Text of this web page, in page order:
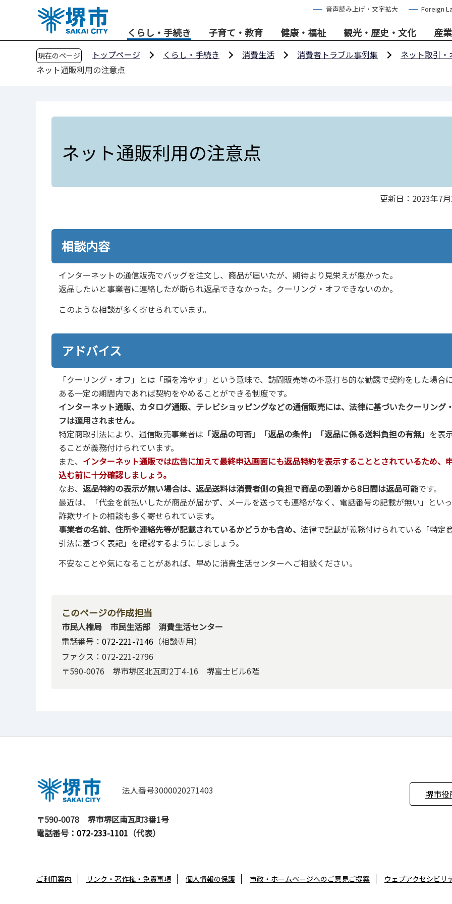
音声読み上げ・文字拡大 Foreign
くらし・手続き 子育て・教育 健康・福祉 観光・歴史・文化 産
現在のページ トップページ くらし・手続き 消費生活 消費者トラブル事例集
ネット取引
ネット通販利用の注意点
ネット通販利用の注意点
更新日：2023年7
相談内容
インターネットの通信販売でバッグを注文し、商品が届いたが、期待より見栄えが悪かった。
返品したいと事業者に連絡したが断られ返品できなかった。クーリング・オフできないのか。
このような相談が多く寄せられています。
アドバイス
「クーリング・オフ」とは「頭を冷やす」という意味で、訪問販売等の不意打ち的な勧誘で契約をした場合に
ある一定の期間内であれば契約をやめることができる制度です。
インターネット通販、カタログ通販、テレビショッピングなどの通信販売には、法律に基づいたクーリング
フは適用されません。
特定商取引法により、通信販売事業者は 「返品の可否」「返品の条件」「返品に係る送料負担の有無」 を表
ることが義務付けられています。
また、 インターネット通販では広告に加えて最終申込画面にも返品特約を表示することとされているため、
込む前に十分確認しましょう。
なお、 返品特約の表示が無い場合は、返品送料は消費者側の負担で商品の到着から8日間は返品可能です。
最近は、「代金を前払いしたが商品が届かず、メールを送っても連絡がなく、電話番号の記載が無い」とい
詐欺サイトの相談も多く寄せられています。
事業者の名前、住所や連絡先等が記載されているかどうかも含め、 法律で記載が義務付けられている「特定
引法に基づく表記」を確認するようにしましょう。
不安なことや気になることがあれば、早めに消費生活センターへご相談ください。
このページの作成担当
市民人権局 市民生活部 消費生活センター
電話番号： 072-221-7146 （相談専用）
ファクス：072-221-2796
〒590-0076 堺市堺区北瓦町2丁4-16 堺富士ビル6階
法人番号3000020271403
〒590-0078
堺市堺区南瓦町3番1号
電話番号： 072-233-1101 （代表）
堺市
ご利用案内 リンク・著作権・免責事項 個人情報の保護 市政・ホームページへのご意見ご提案 ウェブアクセシビリ